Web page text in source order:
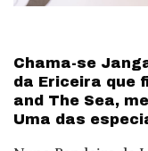
Chama-se
da Ericeira que
and The Sea,
Uma das